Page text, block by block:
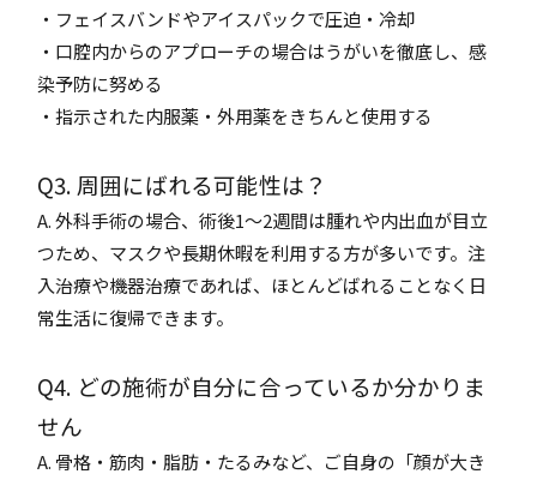
・フェイスバンドやアイスパックで圧迫・冷却
・口腔内からのアプローチの場合はうがいを徹底し、感
染予防に努める
・指示された内服薬・外用薬をきちんと使用する
Q3. 周囲にばれる可能性は？
A. 外科手術の場合、術後1～2週間は腫れや内出血が目立
つため、マスクや長期休暇を利用する方が多いです。注
入治療や機器治療であれば、ほとんどばれることなく日
常生活に復帰できます。
Q4. どの施術が自分に合っているか分かりま
せん
A. 骨格・筋肉・脂肪・たるみなど、ご自身の「顔が大き